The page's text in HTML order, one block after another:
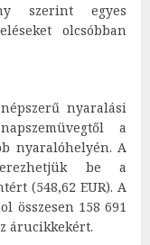
szerint egyes
olcsóbban
nyaralási
a
nyaralóhelyén. A
be a
(548,62 EUR). A
összesen 158 691
árucikkekért.